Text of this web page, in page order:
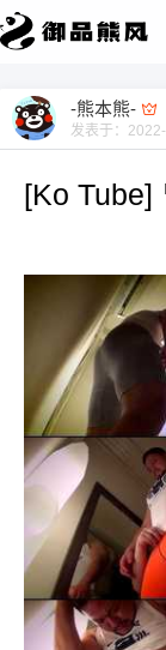
-熊本熊-
发表于：
[Ko Tube]